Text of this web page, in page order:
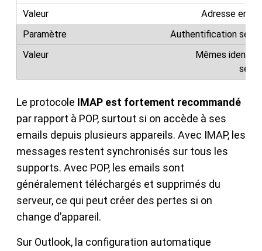
Adresse
Authentification
Mêmes
Le protocole IMAP est fortement recommandé
par rapport à POP, surtout si on accède à ses
emails depuis plusieurs appareils. Avec IMAP, les
messages restent synchronisés sur tous les
supports. Avec POP, les emails sont
généralement téléchargés et supprimés du
serveur, ce qui peut créer des pertes si on
change d’appareil.
Sur Outlook, la configuration automatique